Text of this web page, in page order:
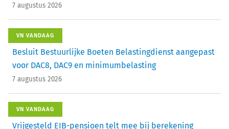
7 augustus 2026
VN VANDAAG
Besluit Bestuurlijke Boeten Belastingdienst aangepast
voor DAC8, DAC9 en minimumbelasting
7 augustus 2026
VN VANDAAG
Vrijgesteld EIB-pensioen telt mee bij berekening